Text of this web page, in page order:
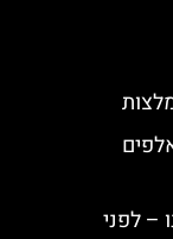
– לפני